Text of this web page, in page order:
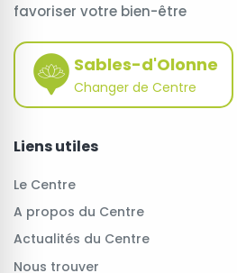
favoriser votre bien-être
Sables-d'Olonne
Changer de Centre
Liens utiles
Le Centre
A propos du Centre
Actualités du Centre
Nous trouver